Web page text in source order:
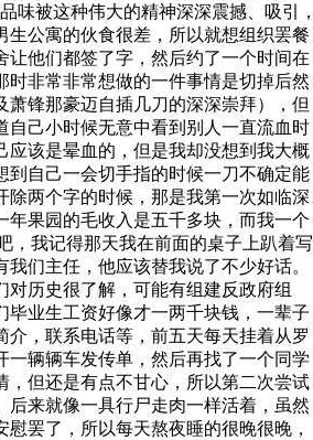
味被这种伟大的精神深深震撼、吸引，
公寓的伙食很差，所以就想组织罢餐
让他们都签了字，然后约了一个时间在
非常非常想做的一件事情是切掉后然
锋那豪迈自插几刀的深深崇拜），但
自己小时候无意中看到别人一直流血时
应该是晕血的，但是我却没想到我大概
到自己一会切手指的时候一刀不确定能
两个字的时候，那是我第一次如临深
果园的毛收入是五千多块，而我一个
，我记得那天我在前面的桌子上趴着写
们主任，他应该替我说了不少好话。
历史很了解，可能有组建反政府组
业生工资好像才一两千块钱，一辈子
，联系电话等，前五天每天挂着从罗
辆辆车发传单，然后再找了一个同学
但还是有点不甘心，所以第二次尝试
来就像一具行尸走肉一样活着，虽然
罢了，所以每天熬夜睡的很晚很晚，